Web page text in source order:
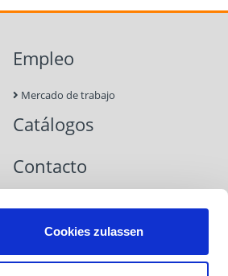
Cookies zulassen
Empleo
Mercado de trabajo
Catálogos
Contacto